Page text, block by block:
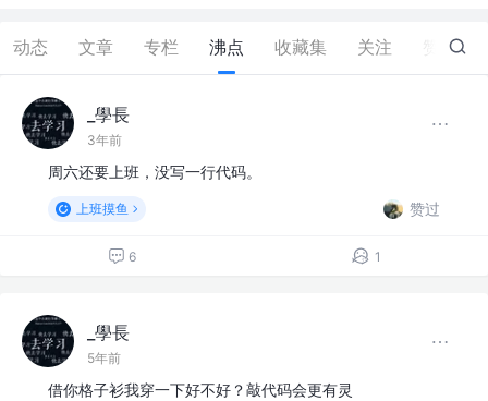
动态 文章 专栏 沸点 收藏集 关注 9
_學長
3年前
周六还要上班，没写一行代码。
上班摸鱼 赞过
6 1
_學長
5年前
借你格子衫我穿一下好不好？敲代码会更有灵